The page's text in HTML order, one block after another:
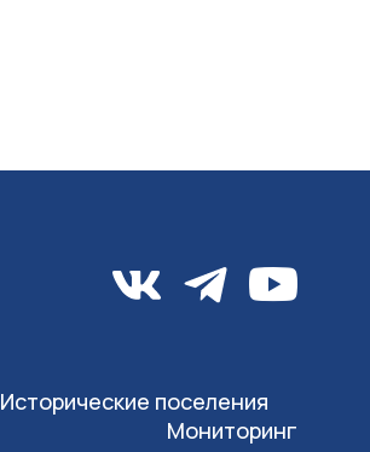
Исторические поселения
Мониторинг